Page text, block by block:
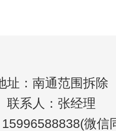
址：南通范围拆除
联系人：张经理
微信